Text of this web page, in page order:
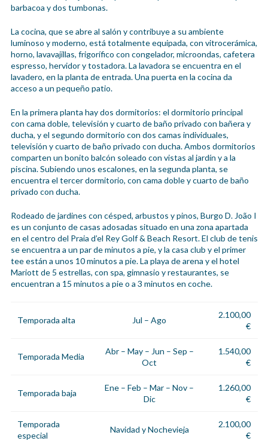
barbacoa y dos tumbonas.
La cocina, que se abre al salón y contribuye a su ambiente
luminoso y moderno, está totalmente equipada, con vitrocerámica,
horno, lavavajillas, frigorífico con congelador, microondas, cafetera
espresso, hervidor y tostadora. La lavadora se encuentra en el
lavadero, en la planta de entrada. Una puerta en la cocina da
acceso a un pequeño patio.
En la primera planta hay dos dormitorios: el dormitorio principal
con cama doble, televisión y cuarto de baño privado con bañera y
ducha, y el segundo dormitorio con dos camas individuales,
televisión y cuarto de baño privado con ducha. Ambos dormitorios
comparten un bonito balcón soleado con vistas al jardín y a la
piscina. Subiendo unos escalones, en la segunda planta, se
encuentra el tercer dormitorio, con cama doble y cuarto de baño
privado con ducha.
Rodeado de jardines con césped, arbustos y pinos, Burgo D. João I
es un conjunto de casas adosadas situado en una zona apartada
en el centro del Praia d’el Rey Golf & Beach Resort. El club de tenis
se encuentra a un par de minutos a pie, y la casa club y el primer
tee están a unos 10 minutos a pie. La playa de arena y el hotel
Mariott de 5 estrellas, con spa, gimnasio y restaurantes, se
encuentran a 15 minutos a pie o a 3 minutos en coche.
Temporada alta Jul – Ago
2.100,00
€
Temporada Media
Abr – May – Jun – Sep –
Oct
1.540,00
€
Temporada baja
Ene – Feb – Mar – Nov –
Dic
1.260,00
€
Temporada
especial
Navidad y Nochevieja
2.100,00
€